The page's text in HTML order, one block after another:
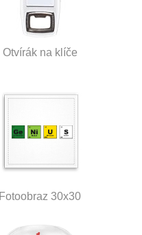
Otvírák na klíče
Fotoobraz 30x30